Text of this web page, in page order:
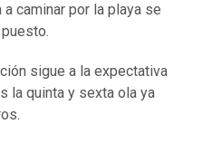
caminar por la playa se
sigue a la expectativa
la quinta y sexta ola ya